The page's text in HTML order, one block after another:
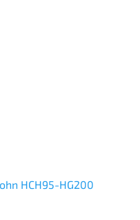
HCH95-HG200